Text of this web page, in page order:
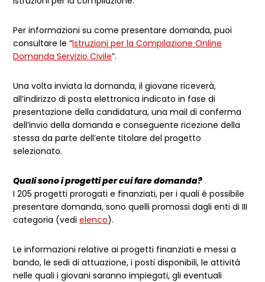
Per informazioni su come presentare domanda, puoi
consultare le “Istruzioni per la Compilazione Online
Domanda Servizio Civile”.
Una volta inviata la domanda, il giovane riceverà,
all’indirizzo di posta elettronica indicato in fase di
presentazione della candidatura, una mail di conferma
dell’invio della domanda e conseguente ricezione della
stessa da parte dell’ente titolare del progetto
selezionato.
Quali sono i progetti per cui fare domanda?
I 205 progetti prorogati e finanziati, per i quali è possibile
presentare domanda, sono quelli promossi dagli enti di III
categoria (vedielenco).
Le informazioni relative ai progetti finanziati e messi a
bando, le sedi di attuazione, i posti disponibili, le attività
nelle quali i giovani saranno impiegati, gli eventuali